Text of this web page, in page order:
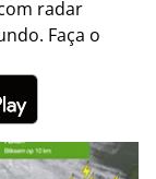
radar
Faça o